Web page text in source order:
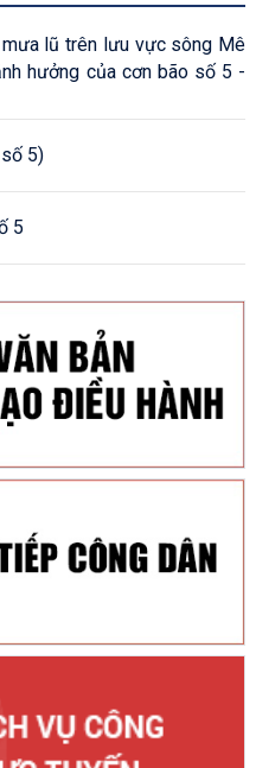
lũ trên lưu vực sông Mê
hưởng của cơn bão số 5 -
5)
5